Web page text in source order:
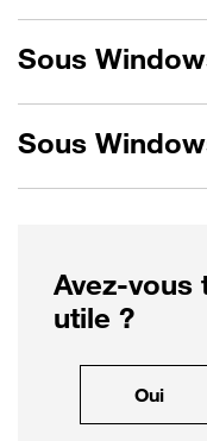
Sous
Sous
Avez-vous
utile ?
Oui, cet